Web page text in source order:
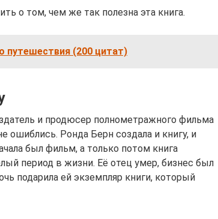
о том, чем же так полезна эта книга.
путешествия (200 цитат)
и продюсер полнометражного фильма
ошиблись. Ронда Берн создала и книгу, и
был фильм, а только потом книга
период в жизни. Её отец умер, бизнес был
подарила ей экземпляр книги, который